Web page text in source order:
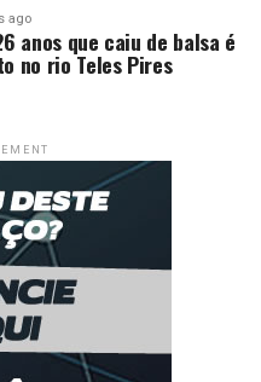
ago
anos que caiu de balsa é
no rio Teles Pires